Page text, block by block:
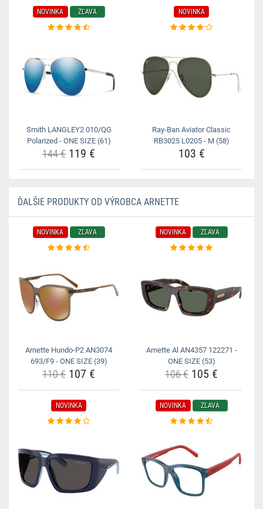
NOVINKA ZĽAVA
Smith LANGLEY2 010/QG
Polarized - ONE SIZE (61)
144 € 119 €
NOVINKA
Ray-Ban Aviator Classic
RB3025 L0205 - M (58)
103 €
ĎALŠIE PRODUKTY OD VÝROBCA ARNETTE
NOVINKA ZĽAVA
Arnette Hundo-P2 AN3074
693/F9 - ONE SIZE (39)
110 € 107 €
NOVINKA ZĽAVA
Arnette Al AN4357 122271 -
ONE SIZE (53)
106 € 105 €
NOVINKA NOVINKA ZĽAVA